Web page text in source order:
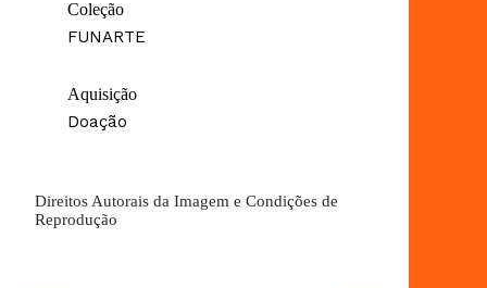
Coleção
FUNARTE
Aquisição
Doação
Direitos Autorais da Imagem e Condições de
Reprodução